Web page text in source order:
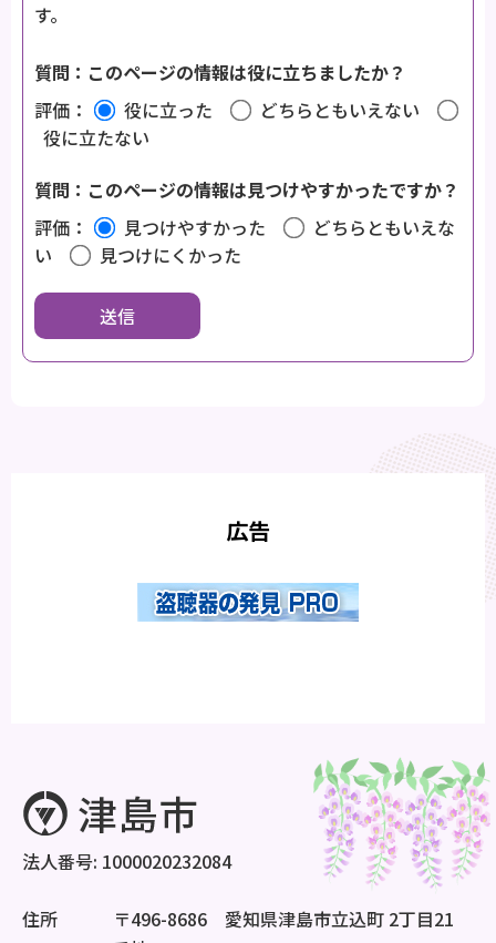
す。
質問：このページの情報は役に立ちましたか？
評価：
役に立った
どちらともいえない
役に立たない
質問：このページの情報は見つけやすかったですか？
評価：
見つけやすかった
どちらともいえな
い
見つけにくかった
広告
法人番号: 1000020232084
住所
〒496-8686 愛知県津島市立込町 2丁目21